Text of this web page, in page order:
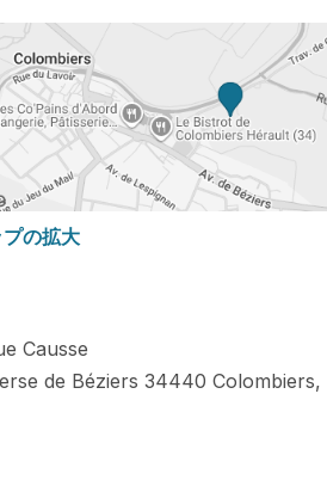
の拡大
Causse
de Béziers 34440 Colombiers,